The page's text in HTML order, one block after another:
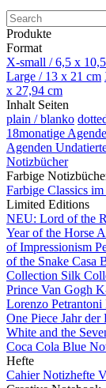
Produkte
Format
X-small / 6,5 x
Large / 13 x 21 cm
x 27,94 cm
Inhalt Seiten
plain / blanko
18monatige
Agenden
Notizbücher
Farbige
Farbige Classics
Limited Editions
NEU: Lord of the
Year of the Horse
of Impressionism
of the Snake Casa
Collection Silk
Prince Van Gogh
Lorenzo Petrantoni
One Piece Jahr der
White and the
Coca Cola Blue
Hefte
Cahier Notizhefte